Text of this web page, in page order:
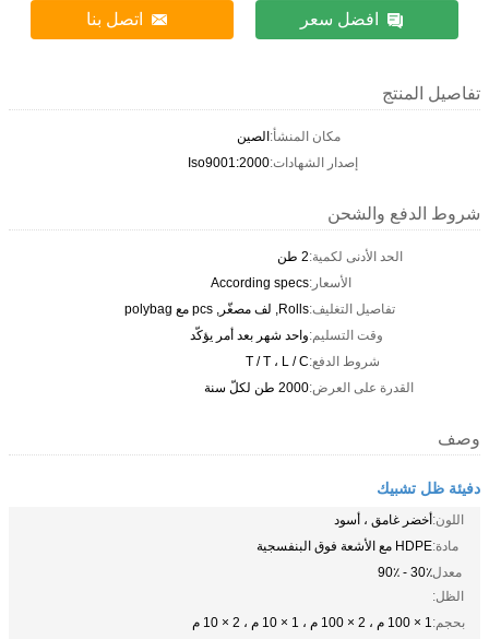
افضل سعر اتصل بنا
تفاصيل المنتج
مكان المنشأ:الصين
إصدار الشهادات:Iso9001:2000
شروط الدفع والشحن
الحد الأدنى لكمية:2 طن
الأسعار:According specs
تفاصيل التغليف:Rolls, لف مصغّر, pcs مع polybag
وقت التسليم:واحد شهر بعد أمر يؤكّد
شروط الدفع:T / T ، L / C
القدرة على العرض:2000 طن لكلّ سنة
وصف
دفيئة ظل تشبيك
اللون:أخضر غامق ، أسود
مادة:HDPE مع الأشعة فوق البنفسجية
معدل
الظل:
30٪ - 90٪
بحجم:1 × 100 م ، 2 × 100 م ، 1 × 10 م ، 2 × 10 م